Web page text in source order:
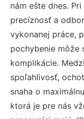
nám ešte dnes.
precíznosť a
vykonanej práce,
pochybenie môže
komplikácie.
spoľahlivosť,
snaha o
ktorá je pre nás